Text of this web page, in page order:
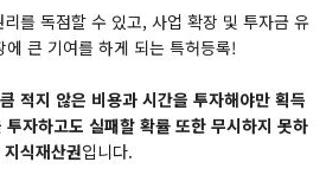
를 독점할 수 있고, 사업 확장 및 투자금 유
에 큰 기여를 하게 되는 특허등록!
적지 않은 비용과 시간을 투자해야만 획득
자하고도 실패할 확률 또한 무시하지 못하
지식재산권입니다.